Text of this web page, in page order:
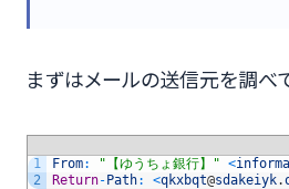
まずはメールの送信元を調べ
1
2
From: "【ゆうちょ銀行】" <
Return-Path: <qkxbqt@sdakeiyk.